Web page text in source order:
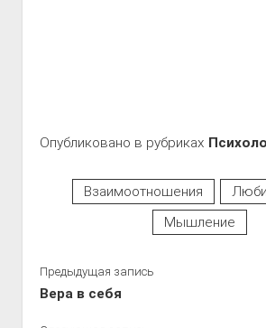
Опубликовано в рубриках
Взаимоотношения
Мышление
Предыдущая запись
Вера в себя